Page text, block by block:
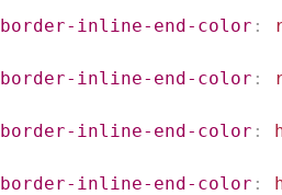
border-inline-end-color :
border-inline-end-color :
border-inline-end-color :
border-inline-end-color :